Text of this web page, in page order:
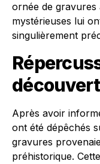
ornée de gravures
mystérieuses lui
singulièrement
Après avoir
ont été dépêchés
gravures
préhistorique.